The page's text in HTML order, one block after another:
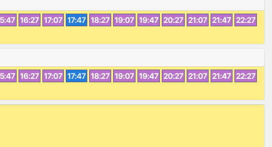
16:27 17:07 17:47 18:27 19:07 19:47 20:27 21:07 21:47 22:27
16:27 17:07 17:47 18:27 19:07 19:47 20:27 21:07 21:47 22:27